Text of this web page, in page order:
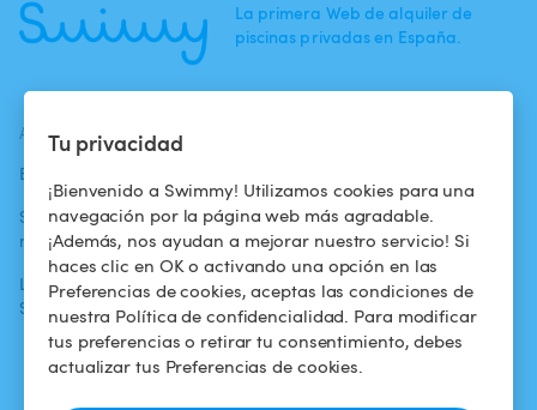
Tu privacidad
¡Bienvenido a Swimmy! Utilizamos cookies para una
navegación por la página web más agradable.
¡Además, nos ayudan a mejorar nuestro servicio! Si
haces clic en OK o activando una opción en las
Preferencias de cookies, aceptas las condiciones de
nuestra Política de confidencialidad. Para modificar
tus preferencias o retirar tu consentimiento, debes
actualizar tus Preferencias de cookies.
La primera Web de alquiler de
piscinas privadas en España.
ACTUALIDADES
Blog
Swimmy en los
medios
La aventura
Swimmy
Para los
propietarios
Alquilar mi
piscina
¿Cómo funciona?
Condiciones de
uso
Política de
confidencialidad
Aviso legal